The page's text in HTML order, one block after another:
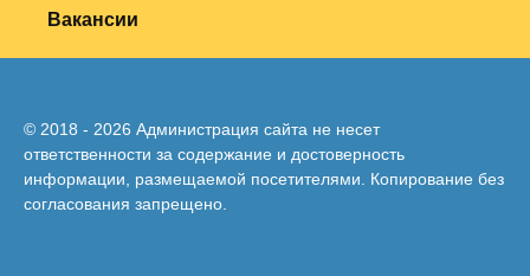
Вакансии
© 2018 - 2026 Администрация сайта не несет
ответственности за содержание и достоверность
информации, размещаемой посетителями. Копирование без
согласования запрещено.